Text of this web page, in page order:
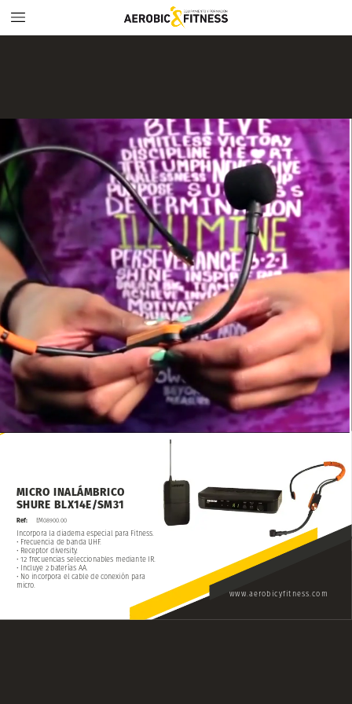
Incorpora la diadema especial para Fitness.
• Frecuencia de banda UHF.
• Receptor diversity.
• 12 frecuencias seleccionables mediante
IR.
• Incluye 2 baterías AA.
• No incorpora el cable de conexión para
micro.
MICRO INALÁMBRICO
SHURE BLX14E/SM31
Ref: EM08900.00
www.aerobicyfitness.com